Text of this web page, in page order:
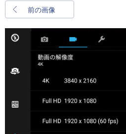
前の画像